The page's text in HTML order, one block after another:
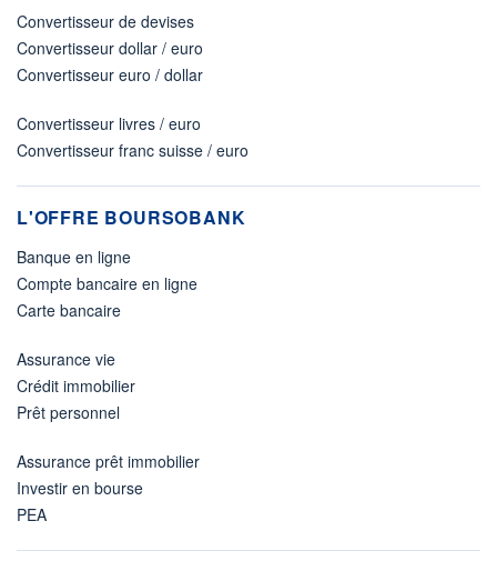
Convertisseur de devises
Convertisseur dollar / euro
Convertisseur euro / dollar
Convertisseur livres / euro
Convertisseur franc suisse / euro
L'OFFRE BOURSOBANK
Banque en ligne
Compte bancaire en ligne
Carte bancaire
Assurance vie
Crédit immobilier
Prêt personnel
Assurance prêt immobilier
Investir en bourse
PEA